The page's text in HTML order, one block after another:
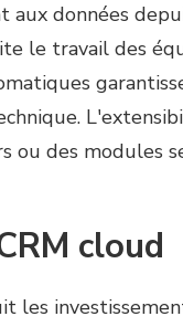
aux données
le travail des
des modules
cloud
les